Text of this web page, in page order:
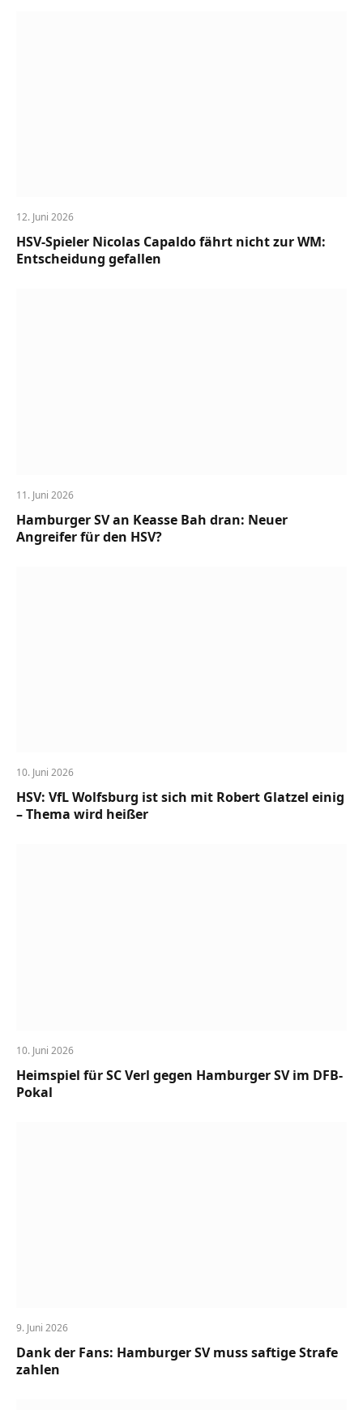
12. Juni 2026
HSV-Spieler Nicolas Capaldo fährt nicht zur WM:
Entscheidung gefallen
11. Juni 2026
Hamburger SV an Keasse Bah dran: Neuer
Angreifer für den HSV?
10. Juni 2026
HSV: VfL Wolfsburg ist sich mit Robert Glatzel einig
– Thema wird heißer
10. Juni 2026
Heimspiel für SC Verl gegen Hamburger SV im DFB-
Pokal
9. Juni 2026
Dank der Fans: Hamburger SV muss saftige Strafe
zahlen